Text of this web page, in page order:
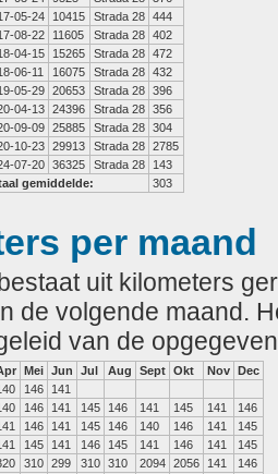
05-24
10415 Strada 28 444
08-22
11605 Strada 28 402
04-15
15265 Strada 28 472
06-11
16075 Strada 28 432
05-29 20653 Strada 28 396
04-13 24396 Strada 28 356
09-09 25885 Strada 28 304
10-23 29913 Strada 28 2785
07-20 36325 Strada 28
143
gemiddelde:
303
per maand
uit kilometers
de volgende maand.
van de
Mei Jun Jul Aug Sept Okt Nov Dec
146
141
146 141 145 146 141 145 141
146
146 141 145 146 140 146 141
145
145 141 146 145 141 146 141
145
310 299 310 310 2094 2056 141
146